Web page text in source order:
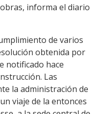
informa el diario
de varios
obtenida por
notificado hace
Las
la administración de
viaje de la entonces